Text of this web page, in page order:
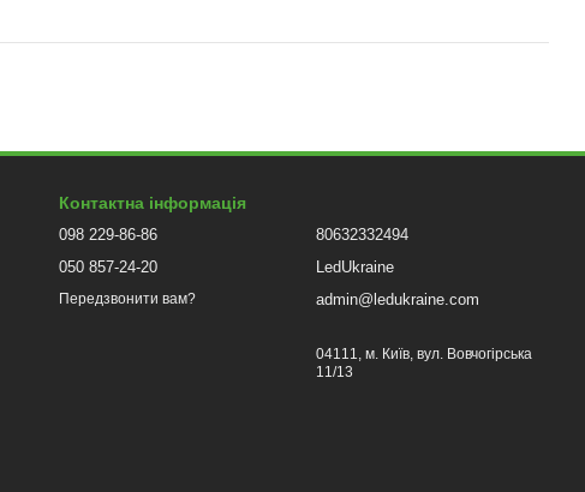
Контактна інформація
098 229-86-86
050 857-24-20
Передзвонити вам?
80632332494
LedUkraine
admin@ledukraine.com
04111, м. Київ, вул. Вовчогірська
11/13